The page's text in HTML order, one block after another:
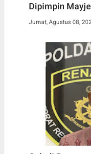
Dipimpin
Jumat, Agustus 08,